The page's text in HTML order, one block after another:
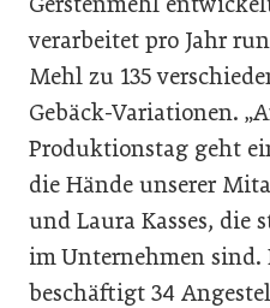
verarbeitet pro Jahr
Mehl zu 135
Gebäck-Variationen.
Produktionstag geht
die Hände unserer
und Laura Kasses, die
im Unternehmen sind.
beschäftigt 34